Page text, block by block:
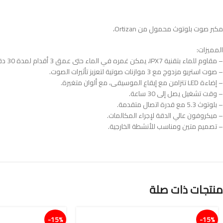
مكبر صوت بلوتوث محمول من Ortizan،
المميزات:
– مقاوم للماء بتقنية IPX7، يمكن غمره في الماء حتى عمق 3 أقدام لمدة 30 دقيقة.
– صوت استريو مزدوج مع 3 موازنات صوتية لتعزيز تأثيرات الصوت.
– إضاءة LED تتزامن مع إيقاع الموسيقى، مع ألوان متغيرة.
– وقت تشغيل يصل إلى 30 ساعة.
– بلوتوث 5.3 مع قدرة اتصال متقدمة.
– ميكروفون عالي الدقة لإجراء المكالمات.
– تصميم متين ومناسب للأنشطة الخارجية.
منتجات ذات صلة
15%-
15%-